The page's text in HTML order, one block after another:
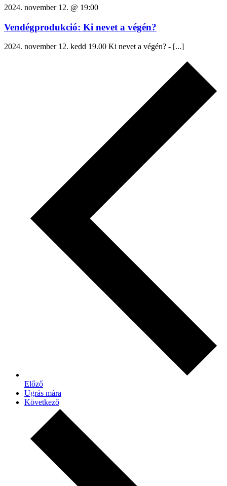
2024. november 12. @ 19:00
Vendégprodukció: Ki nevet a végén?
2024. november 12. kedd 19.00 Ki nevet a végén? - [...]
Előző
Ugrás mára
Következő